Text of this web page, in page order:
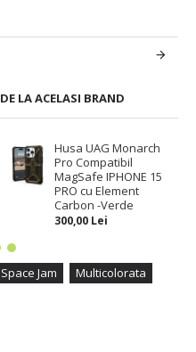
DE LA ACELASI BRAND
Husa UAG Monarch
Pro Compatibil
MagSafe IPHONE 15
PRO cu Element
Carbon -Verde
300,00 Lei
Space Jam
Multicolorata